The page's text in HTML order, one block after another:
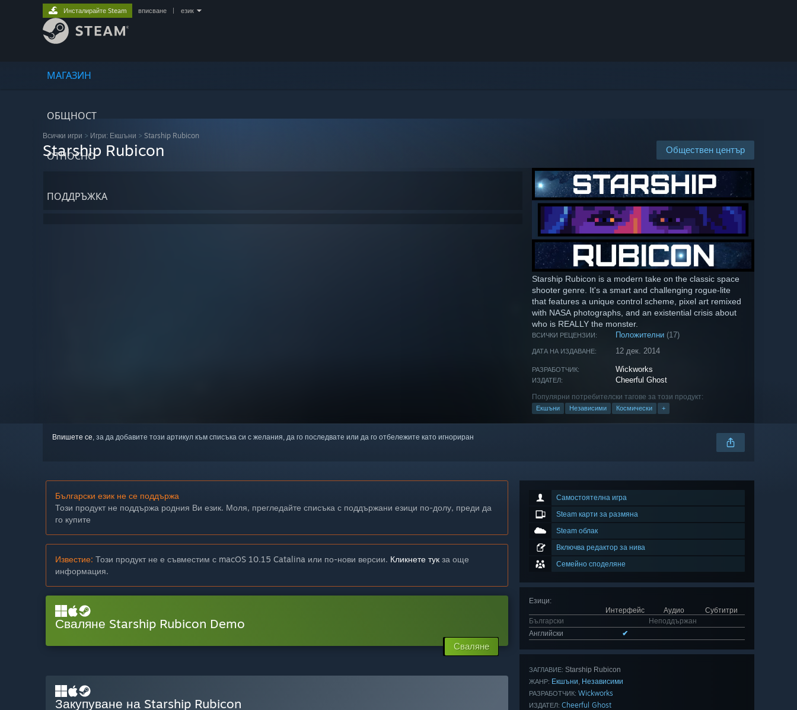
МАГАЗИН
ОБЩНОСТ
ОТНОСНО
ПОДДРЪЖКА
Инсталирайте Steam вписване език
Всички игри > Игри: Екшъни > Starship Rubicon
Обществен център
Starship Rubicon
Starship Rubicon is a modern take on the classic space
shooter genre. It's a smart and challenging rogue-lite
that features a unique control scheme, pixel art remixed
with NASA photographs, and an existential crisis about
who is REALLY the monster.
ВСИЧКИ РЕЦЕНЗИИ: Положителни (17)
ДАТА НА ИЗДАВАНЕ: 12 дек. 2014
РАЗРАБОТЧИК: Wickworks
ИЗДАТЕЛ: Cheerful Ghost
Популярни потребителски тагове за този продукт:
Екшъни Независими Космически +
Впишете се, за да добавите този артикул към списъка си с желания, да го последвате или да го отбележите като игнориран
Самостоятелна игра
Steam карти за размяна
Steam облак
Включва редактор за нива
Семейно споделяне
Езици:
Интерфейс
Аудио
Субтитри
Български
Неподдържан
Английски
✔
ЗАГЛАВИЕ: Starship Rubicon
ЖАНР: Екшъни, Независими
РАЗРАБОТЧИК: Wickworks
ИЗДАТЕЛ: Cheerful Ghost
Български език не се поддържа
Този продукт не поддържа родния Ви език. Моля, прегледайте списъка с поддържани езици по-долу, преди да
го купите
Известие: Този продукт не е съвместим с macOS 10.15 Catalina или по-нови версии. Кликнете тук за още
информация.
Сваляне Starship Rubicon Demo
Сваляне
Закупуване на Starship Rubicon